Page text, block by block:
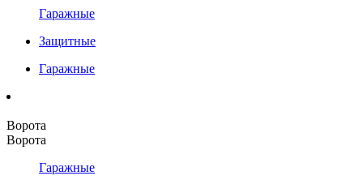
Гаражные
Защитные
Гаражные
Ворота
Ворота
Гаражные